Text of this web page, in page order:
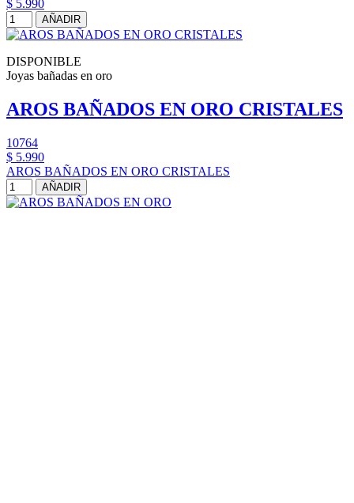
$ 5.990
AÑADIR
DISPONIBLE
Joyas bañadas en oro
AROS BAÑADOS EN ORO CRISTALES
10764
$ 5.990
AROS BAÑADOS EN ORO CRISTALES
AÑADIR